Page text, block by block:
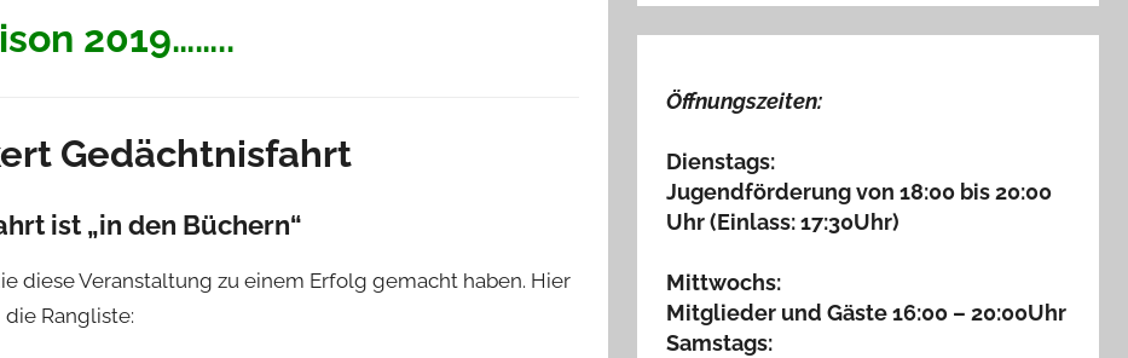
2019……..
Gedächtnisfahrt
ist „in den Büchern“
diese Veranstaltung zu einem Erfolg gemacht haben. Hier
die Rangliste:
Öffnungszeiten:
Dienstags:
Jugendförderung von 18:00 bis 20:00
Uhr (Einlass: 17:30Uhr)
Mittwochs:
Mitglieder und Gäste 16:00 – 20:00Uhr
Samstags: